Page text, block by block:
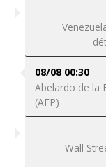
08/08 00:30
Abelardo de la
(AFP)
Wall